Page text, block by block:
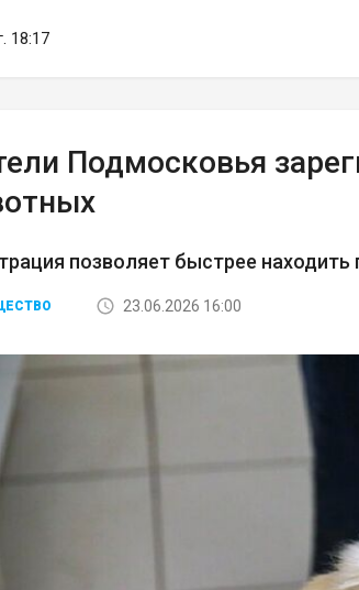
18:17
Подмосковья
позволяет быстрее
23.06.2026 16:00